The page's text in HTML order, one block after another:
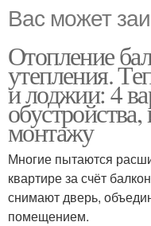
Вас может
Отопление
утепления.
и лоджии: 4
монтажу
Многие пытаются
квартире за счёт
снимают дверь,
помещением.